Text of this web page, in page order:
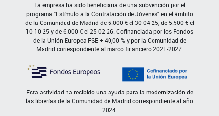
La empresa ha sido beneficiaria de una subvención por el
programa "Estímulo a la Contratación de Jóvenes" en el ámbito
de la Comunidad de Madrid de 6.000 € el 30-04-25, de 5.500 € el
10-10-25 y de 6.000 € el 25-02-26. Cofinanciada por los Fondos
de la Unión Europea FSE + 40,00 % y por la Comunidad de
Madrid correspondiente al marco financiero 2021-2027.
Esta actividad ha recibido una ayuda para la modernización de
las librerías de la Comunidad de Madrid correspondiente al año
2024.